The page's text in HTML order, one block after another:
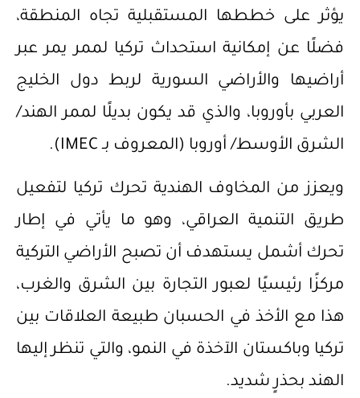
يؤثر على خططها المستقبلية تجاه المنطقة،
فضلًا عن إمكانية استحداث تركيا لممر يمر عبر
أراضيها والأراضي السورية لربط دول الخليج
العربي بأوروبا، والذي قد يكون بديلًا لممر الهند/
الشرق الأوسط/ أوروبا (المعروف بـ IMEC).
ويعزز من المخاوف الهندية تحرك تركيا لتفعيل
طريق التنمية العراقي، وهو ما يأتي في إطار
تحرك أشمل يستهدف أن تصبح الأراضي التركية
مركزًا رئيسيًا لعبور التجارة بين الشرق والغرب،
هذا مع الأخذ في الحسبان طبيعة العلاقات بين
تركيا وباكستان الآخذة في النمو، والتي تنظر إليها
الهند بحذرٍ شديد.